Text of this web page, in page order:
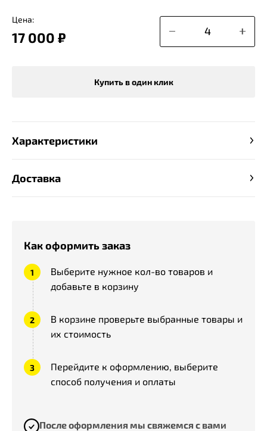
Цена:
17 000 ₽
Купить в один клик
Как оформить заказ
Выберите нужное кол-во товаров и
добавьте в корзину
В корзине проверьте выбранные товары и
их стоимость
Перейдите к оформлению, выберите
способ получения и оплаты
После оформления мы свяжемся с вами
Характеристики
Доставка